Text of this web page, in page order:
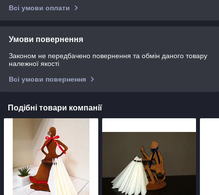
Всі умови оплати
Умови повернення
Законом не передбачено повернення та обмін даного товару
належної якості
Всі умови повернення
Подібні товари компанії